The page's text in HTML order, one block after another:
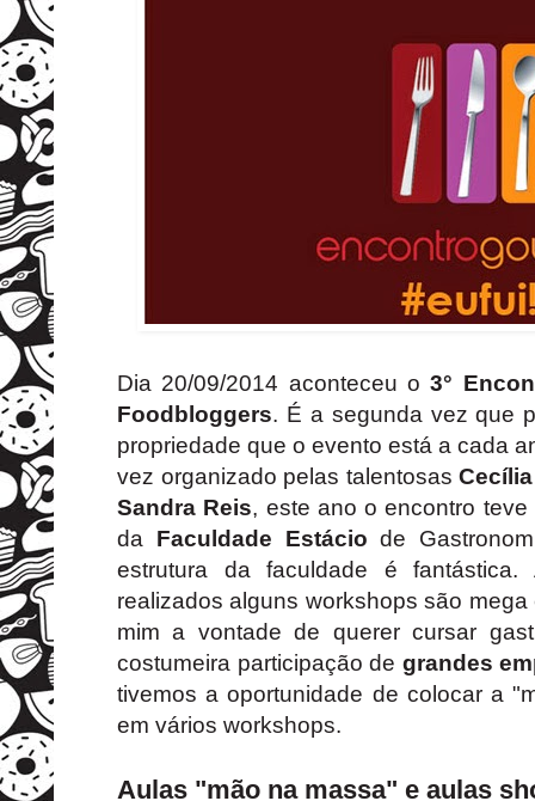
Dia 20/09/2014 aconteceu o3°
Foodbloggers. É a segunda vez que
propriedade que o evento está a cada
vez organizado pelas talentosas
Sandra Reis, este ano o encontro
da Faculdade Estácio de
estrutura da faculdade é
realizados alguns workshops são
mim a vontade de querer cursar
costumeira participação de grandes
tivemos a oportunidade de colocar a
em vários workshops.
Aulas "mão na massa" e aulas